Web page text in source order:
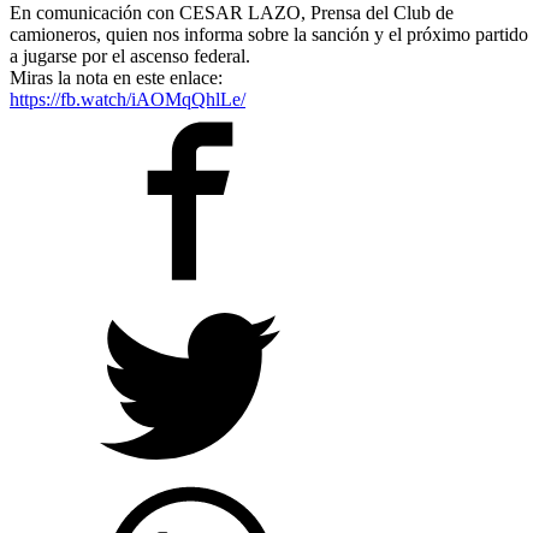
En comunicación con CESAR LAZO, Prensa del Club de
camioneros, quien nos informa sobre la sanción y el próximo partido
a jugarse por el ascenso federal.
Miras la nota en este enlace:
https://fb.watch/iAOMqQhlLe/